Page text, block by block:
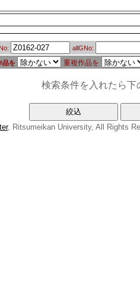
allGNo:
品を 重複作品を
検索条件を入れたら
, Ritsumeikan University, All Rights